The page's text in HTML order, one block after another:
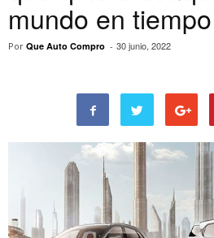
mundo en
Por Que Auto Compro - 30 junio, 2022